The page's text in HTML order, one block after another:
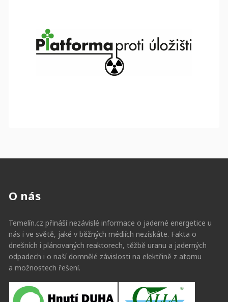
O nás
Temelín.cz přináší nezávislé informace o jaderné energetice u
nás i ve světě, jaké v běžných médiích nezískáte. Fakta o
dnešních i plánovaných reaktorech, těžbě uranu a jaderných
odpadech i o naší domnělé závislosti na elektřině z atomu
a možnostech řešení.